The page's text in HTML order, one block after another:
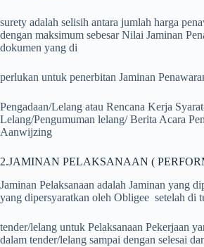
surety adalah selisih antara jumlah harga
dengan maksimum sebesar Nilai Jaminan
dokumen yang di
perlukan untuk penerbitan Jaminan
Pengadaan/Lelang atau Rencana Kerja
Lelang/Pengumuman lelang/ Berita Acara
Aanwijzing
2.JAMINAN PELAKSANAAN (
Jaminan Pelaksanaan adalah Jaminan yang
yang dipersyaratkan oleh Obligee setelah di
tender/lelang untuk Pelaksanaan Pekerjaan
dalam tender/lelang sampai dengan selesai